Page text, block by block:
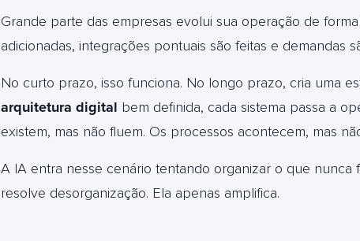
Grande parte das empresas evolui sua operação de
adicionadas, integrações pontuais são feitas e demandas
No curto prazo, isso funciona. No longo prazo, cria uma
arquitetura digital bem definida, cada sistema passa a
existem, mas não fluem. Os processos acontecem, mas
A IA entra nesse cenário tentando organizar o que nunca
resolve desorganização. Ela apenas amplifica.